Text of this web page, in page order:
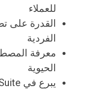
للعملاء
القدرة على
الفردية
معرفة
الحيوية
يبرع في Microsoft Office Suite